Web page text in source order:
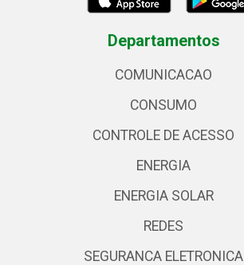
Departamentos
COMUNICACAO
CONSUMO
CONTROLE DE ACESSO
ENERGIA
ENERGIA SOLAR
REDES
SEGURANCA ELETRONICA